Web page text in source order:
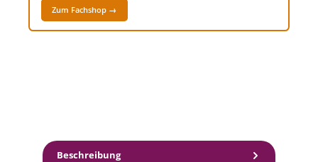
Zum Fachshop →
Beschreibung